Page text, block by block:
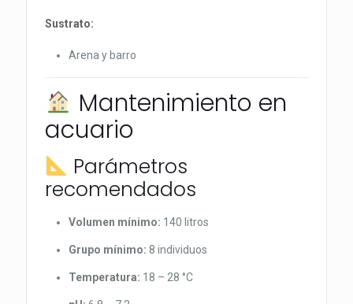
Sustrato:
Arena y barro
Mantenimiento en
acuario
Parámetros
recomendados
Volumen mínimo: 140 litros
Grupo mínimo: 8 individuos
Temperatura: 18 – 28 °C